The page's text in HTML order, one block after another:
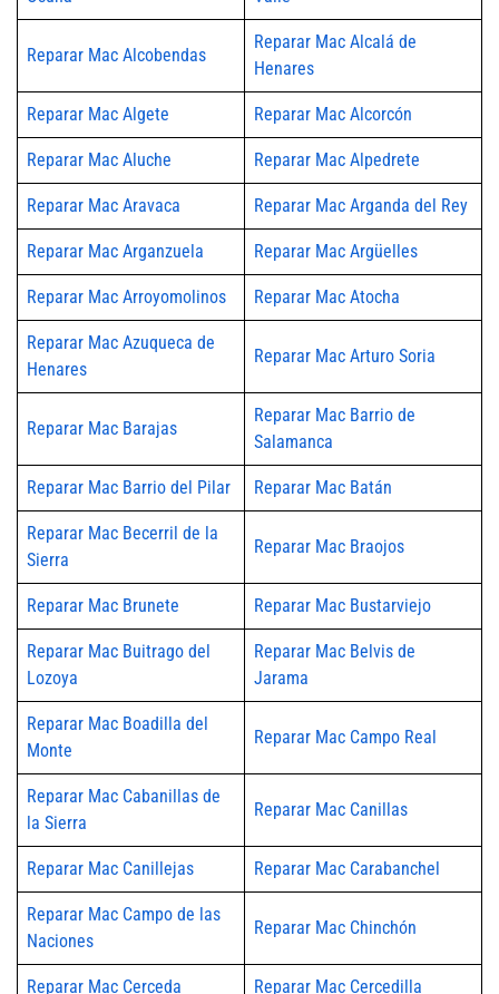
Reparar Mac Alcobendas
Reparar Mac Alcalá de
Henares
Reparar Mac Algete Reparar Mac Alcorcón
Reparar Mac Aluche Reparar Mac Alpedrete
Reparar Mac Aravaca Reparar Mac Arganda del Rey
Reparar Mac Arganzuela Reparar Mac Argüelles
Reparar Mac Arroyomolinos Reparar Mac Atocha
Reparar Mac Azuqueca de
Henares
Reparar Mac Arturo Soria
Reparar Mac Barajas
Reparar Mac Barrio de
Salamanca
Reparar Mac Barrio del Pilar Reparar Mac Batán
Reparar Mac Becerril de la
Sierra
Reparar Mac Braojos
Reparar Mac Brunete Reparar Mac Bustarviejo
Reparar Mac Buitrago del
Lozoya
Reparar Mac Belvis de
Jarama
Reparar Mac Boadilla del
Monte
Reparar Mac Campo Real
Reparar Mac Cabanillas de
la Sierra
Reparar Mac Canillas
Reparar Mac Canillejas Reparar Mac Carabanchel
Reparar Mac Campo de las
Naciones
Reparar Mac Chinchón
Reparar Mac Cerceda Reparar Mac Cercedilla